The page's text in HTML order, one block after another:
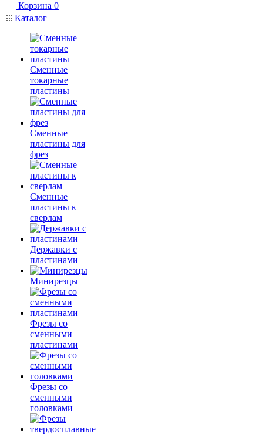
Корзина 0
Каталог
Сменные
токарные
пластины
Сменные
пластины для
фрез
Сменные
пластины к
сверлам
Державки с
пластинами
Минирезцы
Фрезы со
сменными
пластинами
Фрезы со
сменными
головками